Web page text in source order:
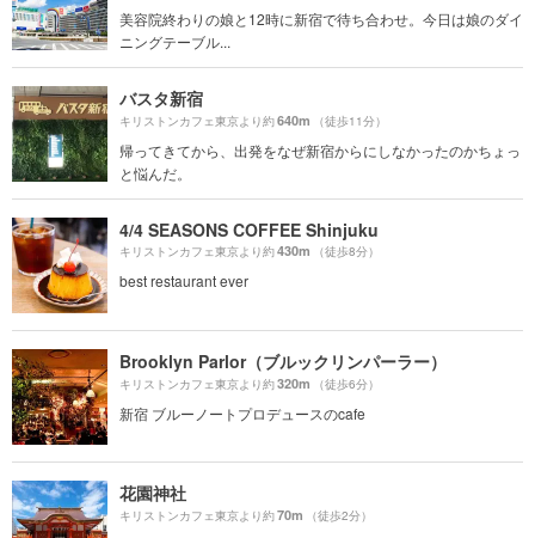
美容院終わりの娘と12時に新宿で待ち合わせ。今日は娘のダイ
ニングテーブル...
バスタ新宿
キリストンカフェ東京より約640m （徒歩11分）
帰ってきてから、出発をなぜ新宿からにしなかったのかちょっ
と悩んだ。
4/4 SEASONS COFFEE Shinjuku
キリストンカフェ東京より約430m （徒歩8分）
best restaurant ever
Brooklyn Parlor（ブルックリンパーラー）
キリストンカフェ東京より約320m （徒歩6分）
新宿 ブルーノートプロデュースのcafe
花園神社
キリストンカフェ東京より約70m （徒歩2分）